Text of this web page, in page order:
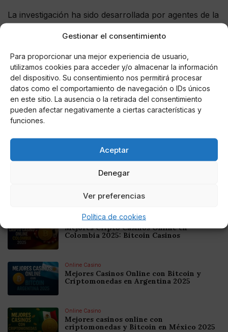
Gestionar el consentimiento
Para proporcionar una mejor experiencia de usuario,
utilizamos cookies para acceder y/o almacenar la información
del dispositivo. Su consentimiento nos permitirá procesar
datos como el comportamiento de navegación o IDs únicos
en este sitio. La ausencia o la retirada del consentimiento
pueden afectar negativamente a ciertas características y
funciones.
Aceptar
Denegar
Ver preferencias
Política de cookies
La investigación ha sido desarrollada por agentes de la
Brigada Central contra el Crimen Organizado de la
Udyco, Central de la Comisaría General de Policía
Judicial y de la Brigada Provincial de Policía Judicial de
Barcelona, de la Jefatura Superior de Policía de
Cataluña; y se ha contado con la colaboración de la
DEA de Estados Unidos.
AUTOR
Edurne García Ordóñez
Noticias relacionadas
Online Casino
Mejores Cripto Casinos Online en
Colombia 2025: Bitcoin Casinos
Online Casino
Mejores Casinos Online con Bitcoin y
Criptomonedas en Argentina 2025
Online Casino
Mejores casinos online con
criptomonedas y Bitcoin en México 2025